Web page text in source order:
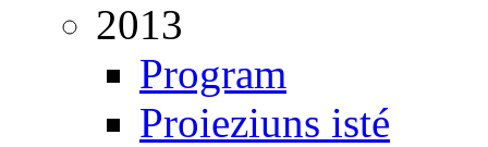
2013
Program
Proieziuns isté